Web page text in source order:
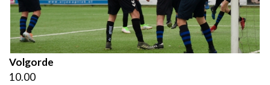
Volgorde
10.00